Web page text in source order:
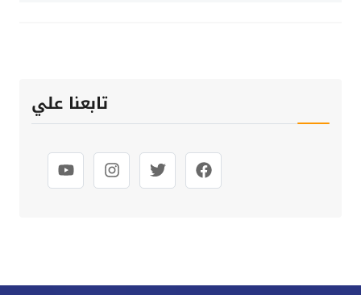
تابعنا علي